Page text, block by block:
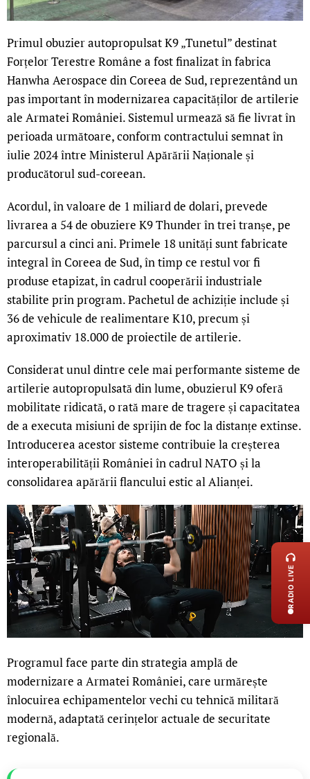
Primul obuzier autopropulsat K9 „Tunetul” destinat
Forțelor Terestre Române a fost finalizat în fabrica
Hanwha Aerospace din Coreea de Sud, reprezentând un
pas important în modernizarea capacităților de artilerie
ale Armatei României. Sistemul urmează să fie livrat în
perioada următoare, conform contractului semnat în
iulie 2024 între Ministerul Apărării Naționale și
producătorul sud-coreean.
Acordul, în valoare de 1 miliard de dolari, prevede
livrarea a 54 de obuziere K9 Thunder în trei tranșe, pe
parcursul a cinci ani. Primele 18 unități sunt fabricate
integral în Coreea de Sud, în timp ce restul vor fi
produse etapizat, în cadrul cooperării industriale
stabilite prin program. Pachetul de achiziție include și
36 de vehicule de realimentare K10, precum și
aproximativ 18.000 de proiectile de artilerie.
Considerat unul dintre cele mai performante sisteme de
artilerie autopropulsată din lume, obuzierul K9 oferă
mobilitate ridicată, o rată mare de tragere și capacitatea
de a executa misiuni de sprijin de foc la distanțe extinse.
Introducerea acestor sisteme contribuie la creșterea
interoperabilității României în cadrul NATO și la
consolidarea apărării flancului estic al Alianței.
Programul face parte din strategia amplă de
modernizare a Armatei României, care urmărește
înlocuirea echipamentelor vechi cu tehnică militară
modernă, adaptată cerințelor actuale de securitate
regională.
RADIO LIVE